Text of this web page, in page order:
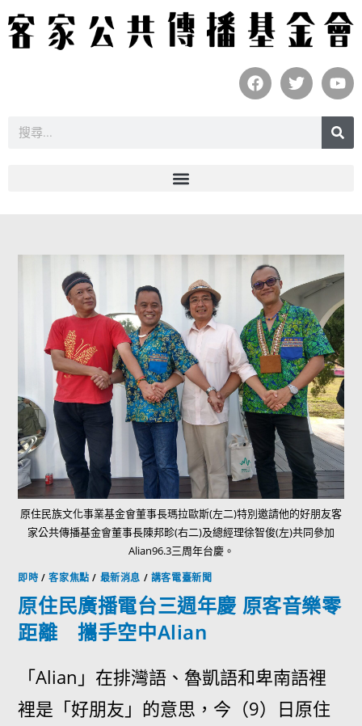
原住民族文化事業基金會董事長瑪拉歐斯(左二)特別邀請他的好朋友客
家公共傳播基金會董事長陳邦畛(右二)及總經理徐智俊(左)共同參加
Alian96.3三周年台慶。
即時 /客家焦點 / 最新消息 / 講客電臺新聞
原住民廣播電台三週年慶 原客音樂零
距離 攜手空中Alian
「Alian」在排灣語、魯凱語和卑南語裡
裡是「好朋友」的意思，今（9）日原住